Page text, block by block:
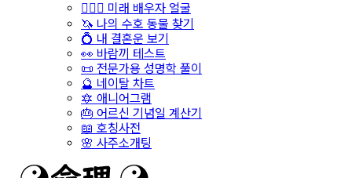
👩‍❤️‍👨 미래 배우자 얼굴
🦄 나의 수호 동물 찾기
💍 내 결혼운 보기
👀 바람끼 테스트
📜 전문가용 성명학 풀이
🔮 네이탈 차트
🔯 애니어그램
🎂 어르신 기념일 계산기
📖 호칭사전
🌸 사주소개팅